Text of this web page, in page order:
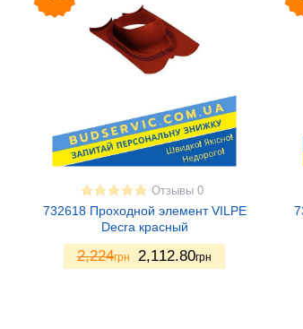
Отзывы 0
732618 Проходной элемент VILPE
Decra красный
2,224грн 2,112.80грн